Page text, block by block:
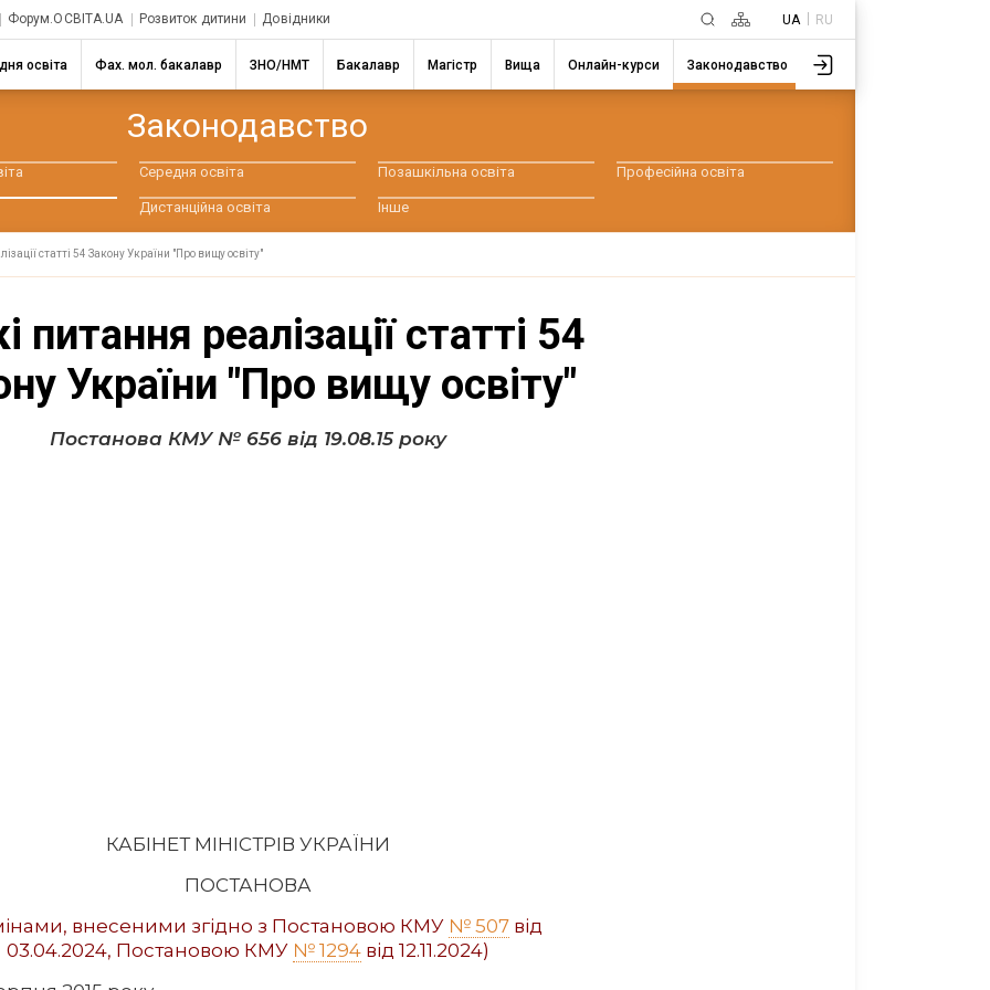
Форум.ОСВІТА.UA Розвиток дитини Довідники UA RU
освіта Фах. мол. бакалавр ЗНО/НМТ Бакалавр Магістр Вища Онлайн-курси Законодавство
Законодавство
Середня освіта Позашкільна освіта Професійна освіта
Дистанційна освіта Інше
статті 54 Закону України "Про вищу освіту"
питання реалізації статті 54
України "Про вищу освіту"
Постанова КМУ № 656 від 19.08.15 року
КАБІНЕТ МІНІСТРІВ УКРАЇНИ
ПОСТАНОВА
внесеними згідно з Постановою КМУ № 507 від
03.04.2024, Постановою КМУ № 1294від 12.11.2024)